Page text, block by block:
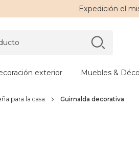
Expedición el
exterior Muebles & Déco
para la casa Guirnalda decorativa